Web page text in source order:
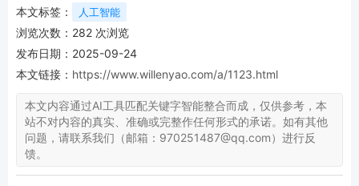
本文标签：
人工智能
浏览次数： 282 次浏览
发布日期：2025-09-24
本文链接： https://www.willenyao.com/a/1123.html
本文内容通过AI工具匹配关键字智能整合而成，仅供参考，本
站不对内容的真实、准确或完整作任何形式的承诺。如有其他
问题，请联系我们（邮箱：970251487@qq.com）进行反
馈。